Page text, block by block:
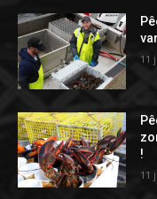
11
!
11